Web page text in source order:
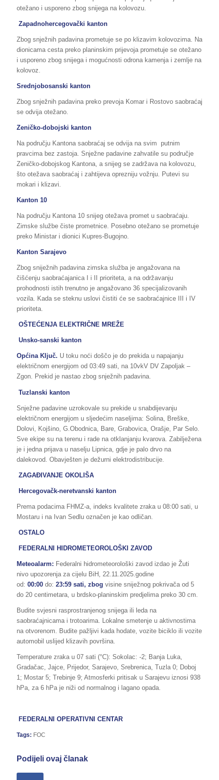
otežano i usporeno zbog snijega na kolovozu.
Zapadnohercegovački kanton
Zbog snježnih padavina prometuje se po klizavim kolovozima. Na
dionicama cesta preko planinskim prijevoja prometuje se otežano
i usporeno zbog snijega i mogućnosti odrona kamenja i zemlje na
kolovoz.
Srednjobosanski kanton
Zbog snježnih padavina preko prevoja Komar i Rostovo saobraćaj
se odvija otežano.
Zeničko-dobojski kanton
Na području Kantona saobraćaj se odvija na svim putnim
pravcima bez zastoja. Snježne padavine zahvatile su područje
Zeničko-dobojskog Kantona, a snijeg se zadržava na kolovozu,
što otežava saobraćaj i zahtijeva oprezniju vožnju. Putevi su
mokari i klizavi.
Kanton 10
Na području Kantona 10 snijeg otežava promet u saobraćaju.
Zimske službe čiste prometnice. Posebno otežano se prometuje
preko Ministar i dionici Kupres-Bugojno.
Kanton Sarajevo
Zbog sniježnih padavina zimska služba je angažovana na
čišćenju saobraćajanica I i II prioriteta, a na održavanju
prohodnosti istih trenutno je angažovano 36 specijalizovanih
vozila. Kada se steknu uslovi čistiti će se saobraćajnice III i IV
prioriteta.
OŠTEĆENJA ELEKTRIČNE MREŽE
Unsko-sanski kanton
Općina Ključ. U toku noći doščo je do prekida u napajanju
električnom energijom od 03:49 sati, na 10vkV DV Zapoljak –
Zgon. Prekid je nastao zbog snježnih padavina.
Tuzlanski kanton
Snježne padavine uzrokovale su prekide u snabdijevanju
električnom energijom u sljedećim naseljima: Solina, Breške,
Dolovi, Kojšino, G.Obodnica, Bare, Grabovica, Orašje, Par Selo.
Sve ekipe su na terenu i rade na otklanjanju kvarova. Zabilježena
je i jedna prijava u naselju Lipnica, gdje je palo drvo na
dalekovod. Obavješten je dežurni elektrodistribucije.
ZAGAĐIVANJE OKOLIŠA
Hercegovačk-neretvanski kanton
Prema podacima FHMZ-a, indeks kvalitete zraka u 08:00 sati, u
Mostaru i na Ivan Sedlu označen je kao odličan.
OSTALO
FEDERALNI HIDROMETEOROLOŠKI ZAVOD
Meteoalarm: Federalni hidrometeorološki zavod izdao je Žuti
nivo upozorenja za cijelu BiH, 22.11.2025.godine
od: 00:00do: 23:59 sati, zbog visine sniježnog pokrivača od 5
do 20 centimetara, u brdsko-planinskim predjelima preko 30 cm.
Budite svjesni rasprostranjenog snijega ili leda na
saobraćajnicama i trotoarima. Lokalne smetenje u aktivnostima
na otvorenom. Budite pažljivi kada hodate, vozite biciklo ili vozite
automobil uslijed klizavih površina.
Temperature zraka u 07 sati (°C): Sokolac: -2; Banja Luka,
Gradačac, Jajce, Prijedor, Sarajevo, Srebrenica, Tuzla 0; Doboj
1; Mostar 5; Trebinje 9; Atmosferki pritisak u Sarajevu iznosi 938
hPa, za 6 hPa je niži od normalnog i lagano opada.
FEDERALNI OPERATIVNI CENTAR
Tags: FOC
Podijeli ovaj članak